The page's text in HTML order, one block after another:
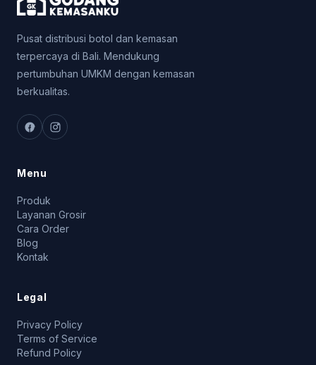
Pusat distribusi botol dan kemasan
terpercaya di Bali. Mendukung
pertumbuhan UMKM dengan kemasan
berkualitas.
Menu
Produk
Layanan Grosir
Cara Order
Blog
Kontak
Legal
Privacy Policy
Terms of Service
Refund Policy